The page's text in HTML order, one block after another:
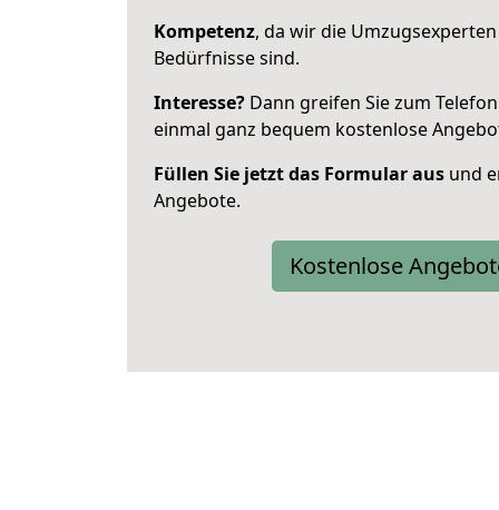
Kompetenz, da wir die
Bedürfnisse sind.
Interesse? Dann greifen Sie zum
einmal ganz bequem kostenlose
Füllen Sie jetzt das Formular aus und
Angebote.
Kostenlose